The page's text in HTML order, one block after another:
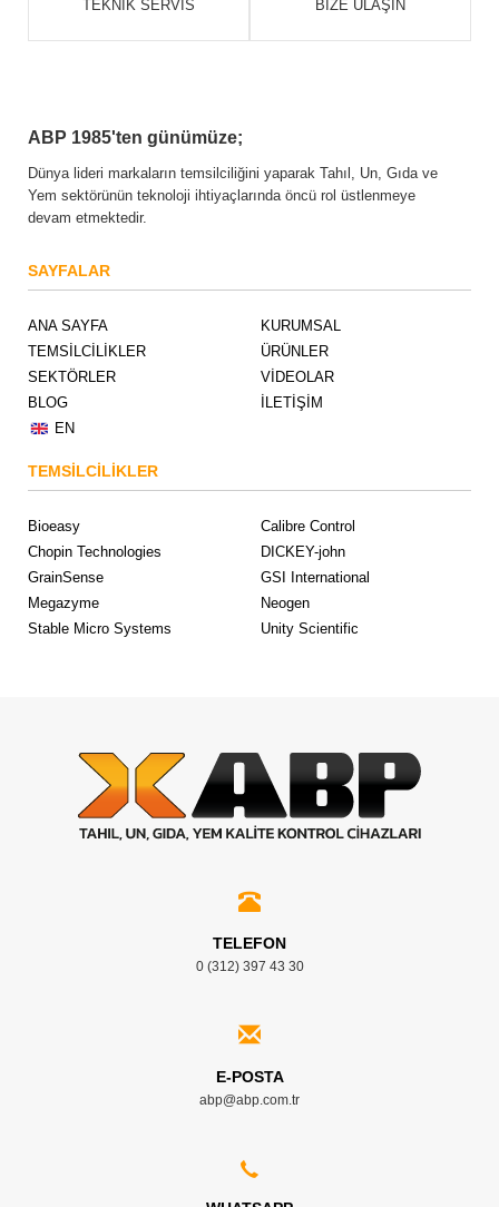
TEKNİK SERVİS BİZE ULAŞIN
ABP 1985'ten günümüze;
Dünya lideri markaların temsilciliğini yaparak Tahıl, Un, Gıda ve
Yem sektörünün teknoloji ihtiyaçlarında öncü rol üstlenmeye
devam etmektedir.
SAYFALAR
ANA SAYFA
KURUMSAL
TEMSİLCİLİKLER
ÜRÜNLER
SEKTÖRLER
VİDEOLAR
BLOG
İLETİŞİM
EN
TEMSİLCİLİKLER
Bioeasy
Calibre Control
Chopin Technologies
DICKEY-john
GrainSense
GSI International
Megazyme
Neogen
Stable Micro Systems
Unity Scientific
TELEFON
0 (312) 397 43 30
E-POSTA
abp@abp.com.tr